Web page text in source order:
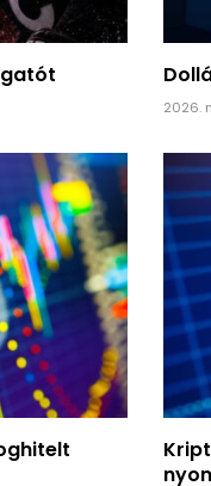
2026.